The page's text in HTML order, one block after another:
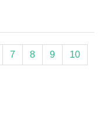
7 8 9 10